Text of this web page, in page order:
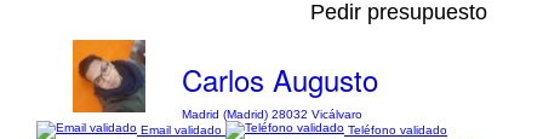
Pedir presupuesto
Carlos Augusto
Madrid (Madrid) 28032 Vicálvaro
Email validado
Teléfono validado